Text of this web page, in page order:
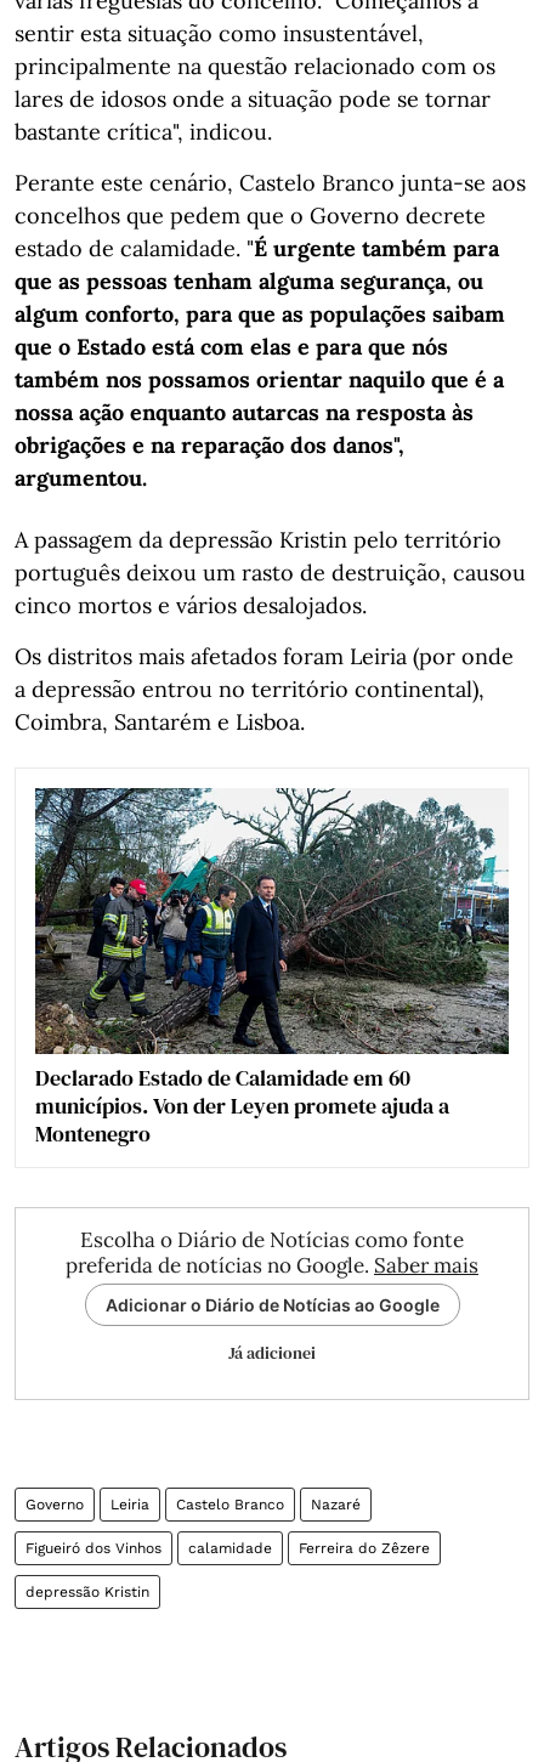
sentir esta situação como insustentável,
principalmente na questão relacionado com os
lares de idosos onde a situação pode se tornar
bastante crítica", indicou.
Perante este cenário, Castelo Branco junta-se aos
concelhos que pedem que o Governo decrete
estado de calamidade. "É urgente também para
que as pessoas tenham alguma segurança, ou
algum conforto, para que as populações saibam
que o Estado está com elas e para que nós
também nos possamos orientar naquilo que é a
nossa ação enquanto autarcas na resposta às
obrigações e na reparação dos danos",
argumentou.
A passagem da depressão Kristin pelo território
português deixou um rasto de destruição, causou
cinco mortos e vários desalojados.
Os distritos mais afetados foram Leiria (por onde
a depressão entrou no território continental),
Coimbra, Santarém e Lisboa.
Declarado Estado de Calamidade em 60
municípios. Von der Leyen promete ajuda a
Montenegro
Escolha o Diário de Notícias como fonte
preferida de notícias no Google. Saber mais
Adicionar o Diário de Notícias ao Google
Já adicionei
Governo Leiria Castelo Branco Nazaré
Figueiró dos Vinhos calamidade Ferreira do Zêzere
depressão Kristin
Artigos Relacionados